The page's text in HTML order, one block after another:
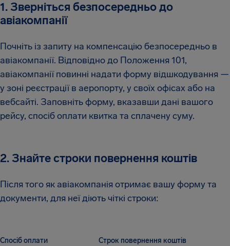
1. Зверніться безпосередньо до
авіакомпанії
Почніть із запиту на компенсацію безпосередньо в
авіакомпанії. Відповідно до Положення 101,
авіакомпанії повинні надати форму відшкодування —
у зоні реєстрації в аеропорту, у своїх офісах або на
вебсайті. Заповніть форму, вказавши дані вашого
рейсу, спосіб оплати квитка та сплачену суму.
2. Знайте строки повернення коштів
Після того як авіакомпанія отримає вашу форму та
документи, для неї діють чіткі строки:
Спосіб оплати Строк повернення коштів